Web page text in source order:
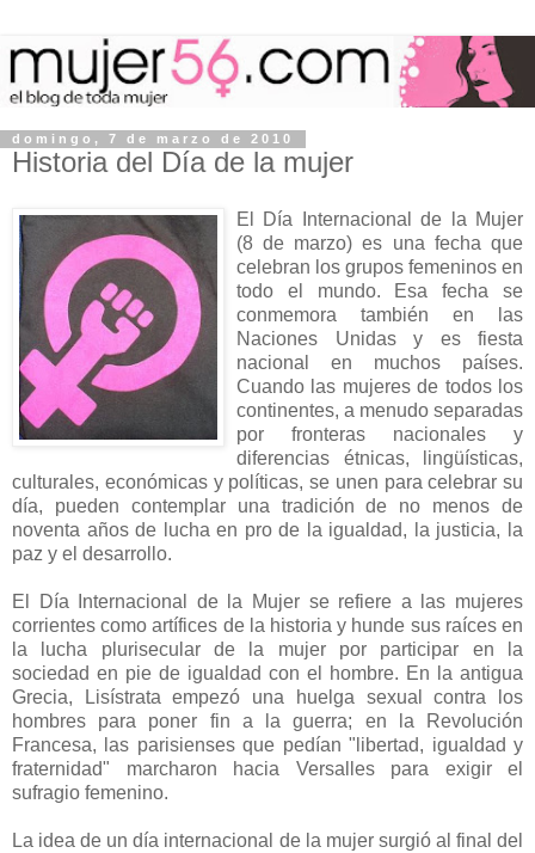
domingo, 7 de marzo de 2010
Historia del Día de la mujer
El Día Internacional de la Mujer
(8 de marzo) es una fecha que
celebran los grupos femeninos en
todo el mundo. Esa fecha se
conmemora también en las
Naciones Unidas y es fiesta
nacional en muchos países.
Cuando las mujeres de todos los
continentes, a menudo separadas
por fronteras nacionales y
diferencias étnicas, lingüísticas,
culturales, económicas y políticas, se unen para celebrar su
día, pueden contemplar una tradición de no menos de
noventa años de lucha en pro de la igualdad, la justicia, la
paz y el desarrollo.
El Día Internacional de la Mujer se refiere a las mujeres
corrientes como artífices de la historia y hunde sus raíces en
la lucha plurisecular de la mujer por participar en la
sociedad en pie de igualdad con el hombre. En la antigua
Grecia, Lisístrata empezó una huelga sexual contra los
hombres para poner fin a la guerra; en la Revolución
Francesa, las parisienses que pedían "libertad, igualdad y
fraternidad" marcharon hacia Versalles para exigir el
sufragio femenino.
La idea de un día internacional de la mujer surgió al final del